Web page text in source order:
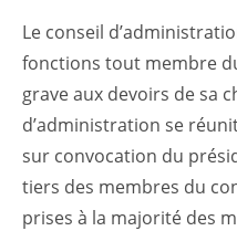
Le conseil
fonctions tout membre
grave aux devoirs de sa
d’administration se
sur convocation du
tiers des membres du
prises à la majorité des